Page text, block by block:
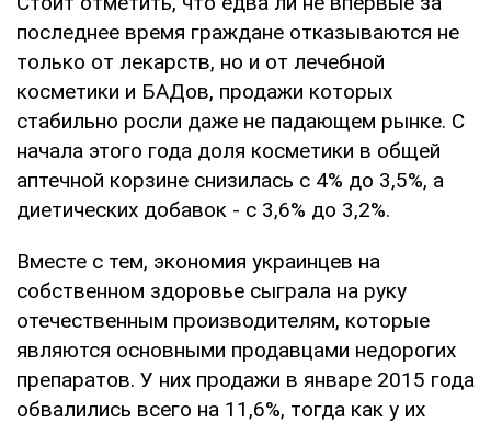
последнее время граждане отказываются не
только от лекарств, но и от лечебной
косметики и БАДов, продажи которых
стабильно росли даже не падающем рынке. С
начала этого года доля косметики в общей
аптечной корзине снизилась с 4% до 3,5%, а
диетических добавок - с 3,6% до 3,2%.
Вместе с тем, экономия украинцев на
собственном здоровье сыграла на руку
отечественным производителям, которые
являются основными продавцами недорогих
препаратов. У них продажи в январе 2015 года
обвалились всего на 11,6%, тогда как у их